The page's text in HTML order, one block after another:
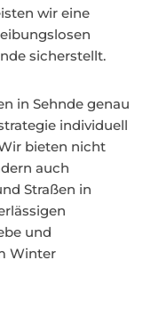
wir eine
sicherstellt.
in Sehnde genau
individuell
bieten nicht
auch
Straßen in
und
Winter